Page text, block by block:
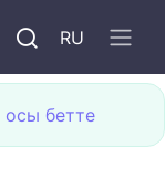
RU
осы бетте